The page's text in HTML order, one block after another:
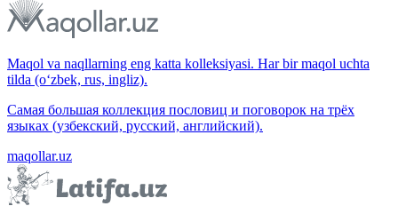
Maqol va naqllarning eng katta kolleksiyasi. Har bir maqol uchta
tilda (o‘zbek, rus, ingliz).
Самая большая коллекция пословиц и поговорок на трёх
языках (узбекский, русский, английский).
maqollar.uz